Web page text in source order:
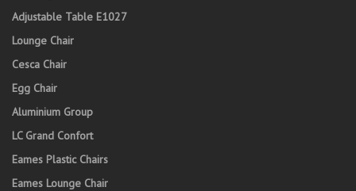
Adjustable Table E1027
Lounge Chair
Cesca Chair
Egg Chair
Aluminium Group
LC Grand Confort
Eames Plastic Chairs
Eames Lounge Chair